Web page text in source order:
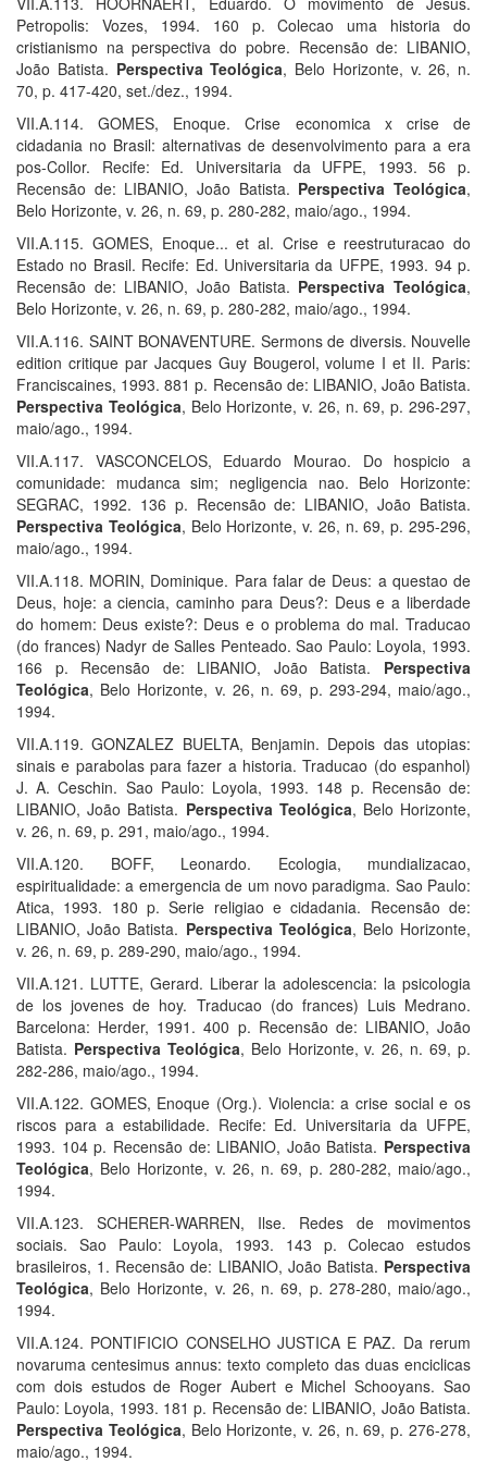
Petropolis: Vozes, 1994. 160 p. Colecao uma historia do
cristianismo na perspectiva do pobre. Recensão de: LIBANIO,
João Batista. Perspectiva Teológica, Belo Horizonte, v. 26, n.
70, p. 417-420, set./dez., 1994.
VII.A.114. GOMES, Enoque. Crise economica x crise de
cidadania no Brasil: alternativas de desenvolvimento para a era
pos-Collor. Recife: Ed. Universitaria da UFPE, 1993. 56 p.
Recensão de: LIBANIO, João Batista. Perspectiva Teológica,
Belo Horizonte, v. 26, n. 69, p. 280-282, maio/ago., 1994.
VII.A.115. GOMES, Enoque... et al. Crise e reestruturacao do
Estado no Brasil. Recife: Ed. Universitaria da UFPE, 1993. 94 p.
Recensão de: LIBANIO, João Batista. Perspectiva Teológica,
Belo Horizonte, v. 26, n. 69, p. 280-282, maio/ago., 1994.
VII.A.116. SAINT BONAVENTURE. Sermons de diversis. Nouvelle
edition critique par Jacques Guy Bougerol, volume I et II. Paris:
Franciscaines, 1993. 881 p. Recensão de: LIBANIO, João Batista.
Perspectiva Teológica, Belo Horizonte, v. 26, n. 69, p. 296-297,
maio/ago., 1994.
VII.A.117. VASCONCELOS, Eduardo Mourao. Do hospicio a
comunidade: mudanca sim; negligencia nao. Belo Horizonte:
SEGRAC, 1992. 136 p. Recensão de: LIBANIO, João Batista.
Perspectiva Teológica, Belo Horizonte, v. 26, n. 69, p. 295-296,
maio/ago., 1994.
VII.A.118. MORIN, Dominique. Para falar de Deus: a questao de
Deus, hoje: a ciencia, caminho para Deus?: Deus e a liberdade
do homem: Deus existe?: Deus e o problema do mal. Traducao
(do frances) Nadyr de Salles Penteado. Sao Paulo: Loyola, 1993.
166 p. Recensão de: LIBANIO, João Batista. Perspectiva
Teológica, Belo Horizonte, v. 26, n. 69, p. 293-294, maio/ago.,
1994.
VII.A.119. GONZALEZ BUELTA, Benjamin. Depois das utopias:
sinais e parabolas para fazer a historia. Traducao (do espanhol)
J. A. Ceschin. Sao Paulo: Loyola, 1993. 148 p. Recensão de:
LIBANIO, João Batista. Perspectiva Teológica, Belo Horizonte,
v. 26, n. 69, p. 291, maio/ago., 1994.
VII.A.120. BOFF, Leonardo. Ecologia, mundializacao,
espiritualidade: a emergencia de um novo paradigma. Sao Paulo:
Atica, 1993. 180 p. Serie religiao e cidadania. Recensão de:
LIBANIO, João Batista. Perspectiva Teológica, Belo Horizonte,
v. 26, n. 69, p. 289-290, maio/ago., 1994.
VII.A.121. LUTTE, Gerard. Liberar la adolescencia: la psicologia
de los jovenes de hoy. Traducao (do frances) Luis Medrano.
Barcelona: Herder, 1991. 400 p. Recensão de: LIBANIO, João
Batista. Perspectiva Teológica, Belo Horizonte, v. 26, n. 69, p.
282-286, maio/ago., 1994.
VII.A.122. GOMES, Enoque (Org.). Violencia: a crise social e os
riscos para a estabilidade. Recife: Ed. Universitaria da UFPE,
1993. 104 p. Recensão de: LIBANIO, João Batista. Perspectiva
Teológica, Belo Horizonte, v. 26, n. 69, p. 280-282, maio/ago.,
1994.
VII.A.123. SCHERER-WARREN, Ilse. Redes de movimentos
sociais. Sao Paulo: Loyola, 1993. 143 p. Colecao estudos
brasileiros, 1. Recensão de: LIBANIO, João Batista. Perspectiva
Teológica, Belo Horizonte, v. 26, n. 69, p. 278-280, maio/ago.,
1994.
VII.A.124. PONTIFICIO CONSELHO JUSTICA E PAZ. Da rerum
novaruma centesimus annus: texto completo das duas enciclicas
com dois estudos de Roger Aubert e Michel Schooyans. Sao
Paulo: Loyola, 1993. 181 p. Recensão de: LIBANIO, João Batista.
Perspectiva Teológica, Belo Horizonte, v. 26, n. 69, p. 276-278,
maio/ago., 1994.